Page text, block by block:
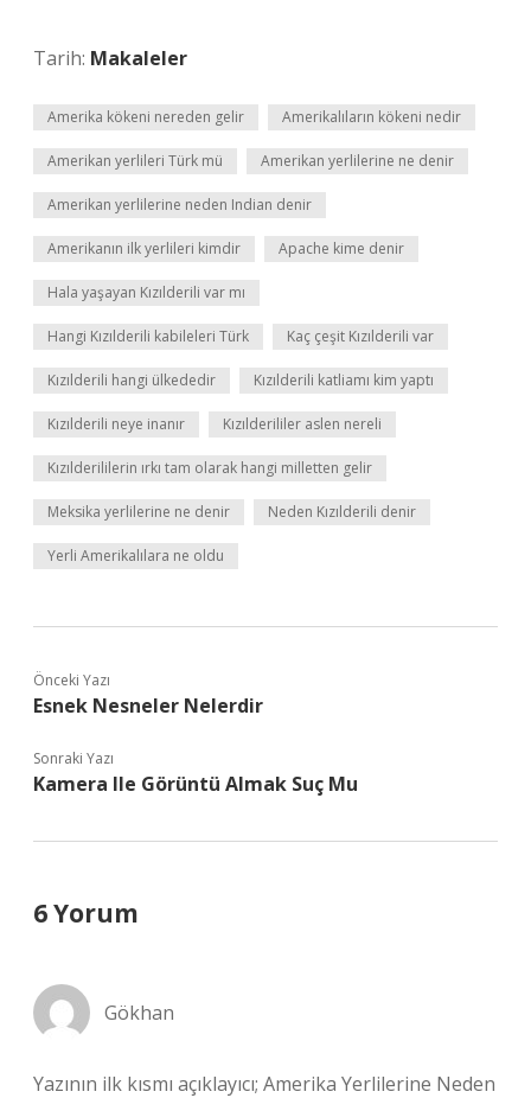
Tarih: Makaleler
Amerika kökeni nereden gelir Amerikalıların kökeni nedir
Amerikan yerlileri Türk mü Amerikan yerlilerine ne denir
Amerikan yerlilerine neden Indian denir
Amerikanın ilk yerlileri kimdir Apache kime denir
Hala yaşayan Kızılderili var mı
Hangi Kızılderili kabileleri Türk Kaç çeşit Kızılderili var
Kızılderili hangi ülkededir Kızılderili katliamı kim yaptı
Kızılderili neye inanır Kızılderililer aslen nereli
Kızılderililerin ırkı tam olarak hangi milletten gelir
Meksika yerlilerine ne denir Neden Kızılderili denir
Yerli Amerikalılara ne oldu
Önceki Yazı
Esnek Nesneler Nelerdir
Sonraki Yazı
Kamera Ile Görüntü Almak Suç Mu
6 Yorum
Gökhan
Yazının ilk kısmı açıklayıcı; Amerika Yerlilerine Neden